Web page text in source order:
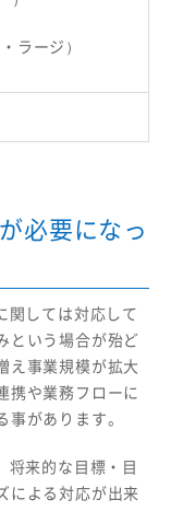
ラージ）
必要になっ
関しては対応して
という場合が殆ど
え事業規模が拡大
携や業務フローに
があります。
将来的な目標・目
による対応が出来